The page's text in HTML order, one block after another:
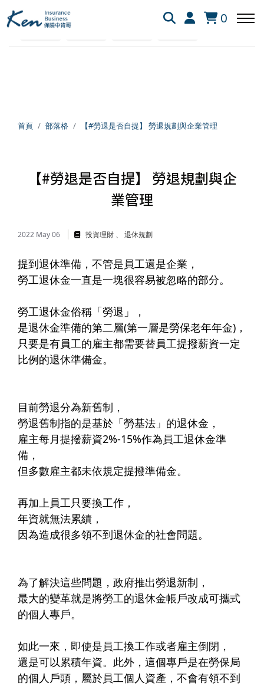
0
新生兒保險
旅平險
儲蓄險
長照險
個人成長
靈性成長
好書推薦
銷售賦能
美股投資
勞保勞退
保險白話文 保險資訊懶人包 網友提問
首頁 部落格 【#勞退是否自提】 勞退規劃與企業管理
【#勞退是否自提】 勞退規劃與企
業管理
2022 May 06 投資理財 退休規劃
提到退休準備，不管是員工還是企業，​
勞工退休金一直是一塊很容易被忽略的部分。​
勞工退休金俗稱「勞退」，​
是退休金準備的第二層(第一層是勞保老年年金)，​
只要是有員工的雇主都需要替員工提撥薪資一定
比例的退休準備金。​
目前勞退分為新舊制，​
勞退舊制指的是基於「勞基法」的退休金，​
雇主每月提撥薪資2%-15%作為員工退休金準
備，​
但多數雇主都未依規定提撥準備金。​
再加上員工只要換工作，​
年資就無法累績，​
因為造成很多領不到退休金的社會問題。​
為了解決這些問題，政府推出勞退新制，​
最大的變革就是將勞工的退休金帳戶改成可攜式
的個人專戶。​
如此一來，即使是員工換工作或者雇主倒閉，​
還是可以累積年資。此外，這個專戶是在勞保局
的個人戶頭，屬於員工個人資產，不會有領不到